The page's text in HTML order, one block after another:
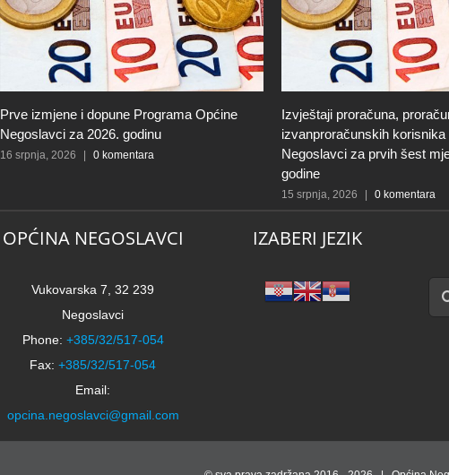
Prve izmjene i dopune Programa Općine
Negoslavci za 2026. godinu
16 srpnja, 2026 0 komentara
Izvještaji proračuna,
izvanproračunskih korisnika
Negoslavci za prvih šest
godine
15 srpnja, 2026 0 komentara
OPĆINA NEGOSLAVCI
Vukovarska 7, 32 239
Negoslavci
Phone: +385/32/517-054
Fax: +385/32/517-054
Email:
opcina.negoslavci@gmail.com
IZABERI JEZIK